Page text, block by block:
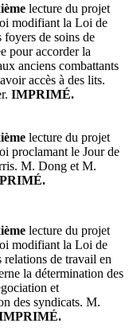
lecture du projet
modifiant la Loi de
foyers de soins de
pour accorder la
anciens combattants
accès à des lits.
IMPRIMÉ.
lecture du projet
proclamant le Jour de
M. Dong et M.
lecture du projet
modifiant la Loi de
relations de travail en
la détermination des
et
des syndicats. M.